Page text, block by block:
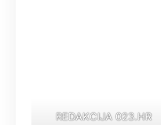
REDAKCIJA 023.HR